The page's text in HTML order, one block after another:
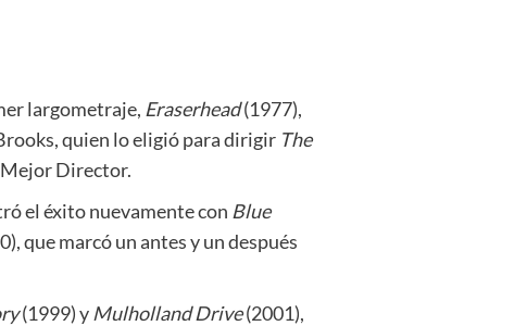
largometraje, Eraserhead(1977),
quien lo eligió para dirigir The
Mejor Director.
el éxito nuevamente con Blue
que marcó un antes y un después
(1999) y Mulholland Drive(2001),